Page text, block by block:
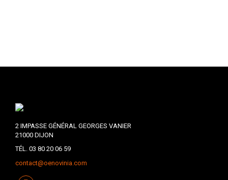
2 IMPASSE GÉNÉRAL GEORGES VANIER
21000 DIJON
TÉL. 03 80 20 06 59
contact@oenovinia.com